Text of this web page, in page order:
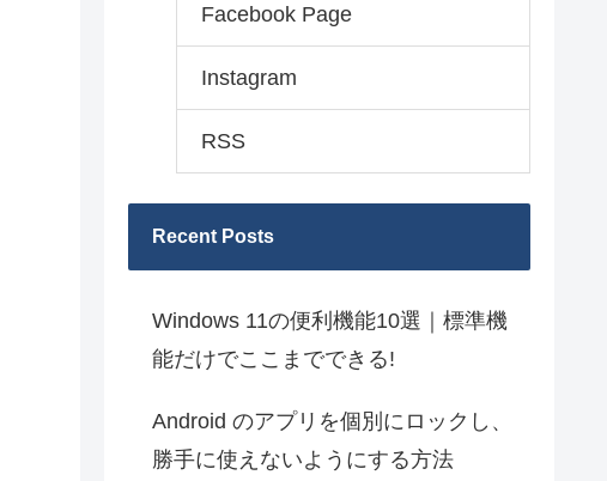
Facebook Page
Instagram
RSS
Recent Posts
Windows 11の便利機能10選｜標準機
能だけでここまでできる!
Android のアプリを個別にロックし、
勝手に使えないようにする方法